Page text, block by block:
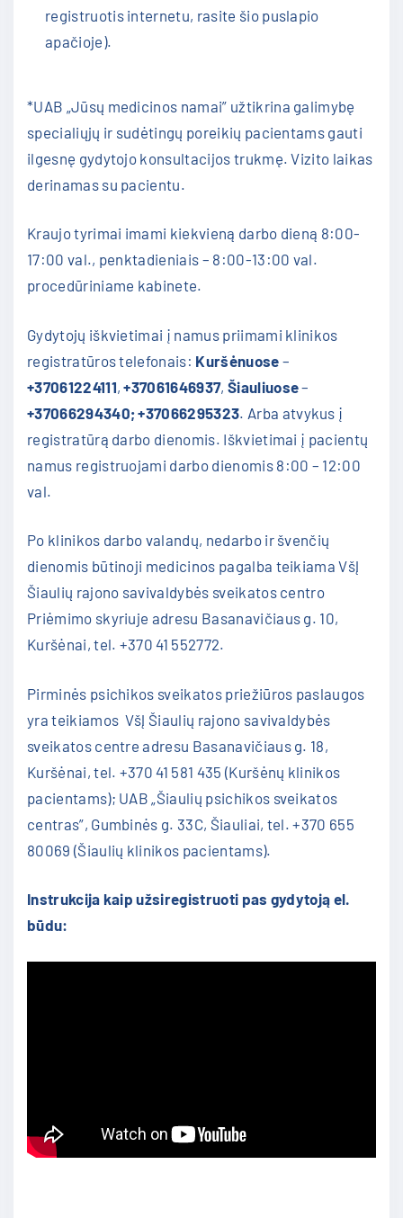
registruotis internetu, rasite šio puslapio
apačioje).
*UAB „Jūsų medicinos namai” užtikrina galimybę
specialiųjų ir sudėtingų poreikių pacientams gauti
ilgesnę gydytojo konsultacijos trukmę. Vizito laikas
derinamas su pacientu.
Kraujo tyrimai imami kiekvieną darbo dieną 8:00-
17:00 val., penktadieniais – 8:00-13:00 val.
procedūriniame kabinete.
Gydytojų iškvietimai į namus priimami klinikos
registratūros telefonais: Kuršėnuose –
+37061224111,+37061646937, Šiauliuose–
+37066294340; +37066295323. Arba atvykus į
registratūrą darbo dienomis. Iškvietimai į pacientų
namus registruojami darbo dienomis 8:00 – 12:00
val.
Po klinikos darbo valandų, nedarbo ir švenčių
dienomis būtinoji medicinos pagalba teikiama VšĮ
Šiaulių rajono savivaldybės sveikatos centro
Priėmimo skyriuje adresu Basanavičiaus g. 10,
Kuršėnai, tel. +370 41 552772.
Pirminės psichikos sveikatos priežiūros paslaugos
yra teikiamos VšĮ Šiaulių rajono savivaldybės
sveikatos centre adresu Basanavičiaus g. 18,
Kuršėnai, tel. +370 41 581 435 (Kuršėnų klinikos
pacientams); UAB „Šiaulių psichikos sveikatos
centras”, Gumbinės g. 33C, Šiauliai, tel. +370 655
80069 (Šiaulių klinikos pacientams).
Instrukcija kaip užsiregistruoti pas gydytoją el.
būdu: